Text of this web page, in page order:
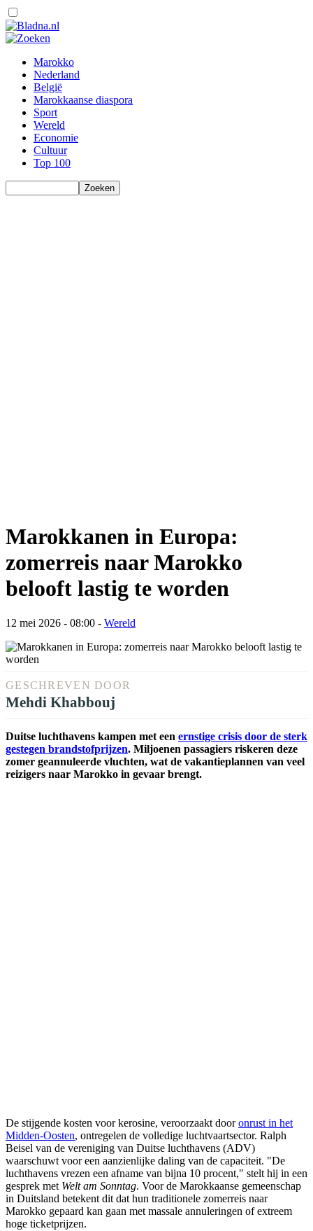
Marokko
Nederland
België
Marokkaanse diaspora
Sport
Wereld
Economie
Cultuur
Top 100
Marokkanen in Europa:
zomerreis naar Marokko
belooft lastig te worden
12 mei 2026 - 08:00 - Wereld
GESCHREVEN DOOR
Mehdi Khabbouj
Duitse luchthavens kampen met een ernstige crisis door de sterk
gestegen brandstofprijzen. Miljoenen passagiers riskeren deze
zomer geannuleerde vluchten, wat de vakantieplannen van veel
reizigers naar Marokko in gevaar brengt.
De stijgende kosten voor kerosine, veroorzaakt dooronrust in het
Midden-Oosten, ontregelen de volledige luchtvaartsector. Ralph
Beisel van de vereniging van Duitse luchthavens (ADV)
waarschuwt voor een aanzienlijke daling van de capaciteit. "De
luchthavens vrezen een afname van bijna 10 procent," stelt hij in een
gesprek met Welt am Sonntag. Voor de Marokkaanse gemeenschap
in Duitsland betekent dit dat hun traditionele zomerreis naar
Marokko gepaard kan gaan met massale annuleringen of extreem
hoge ticketprijzen.